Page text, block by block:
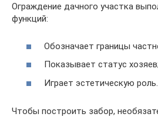
Ограждение дачного участка
функций:
Обозначает границы
Показывает статус хозяев;
Играет эстетическую роль.
Чтобы построить забор,